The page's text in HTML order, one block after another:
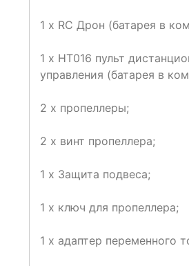
1 х RC Дрон (батарея в
1 х HT016 пульт
управления (батарея в
2 x пропеллеры;
2 x винт пропеллера;
1 х Защита подвеса;
1 х ключ для пропеллера;
1 х адаптер переменного